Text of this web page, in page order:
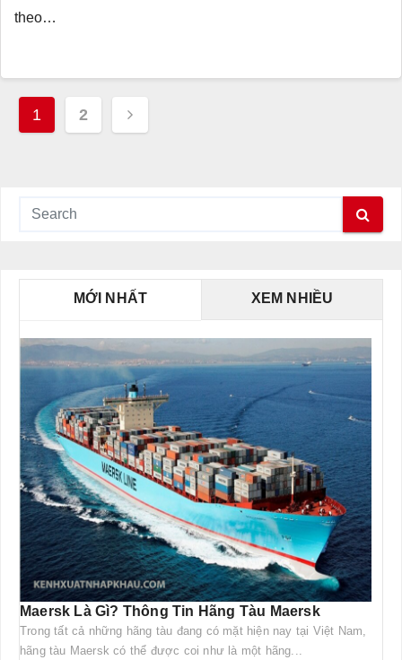
theo…
Phân
viết
1 2
MỚI NHẤT XEM NHIỀU
Maersk Là Gì? Thông Tin Hãng Tàu Maersk
Trong tất cả những hãng tàu đang có mặt hiện nay tại Việt Nam,
hãng tàu Maersk có thể được coi như là một hãng...